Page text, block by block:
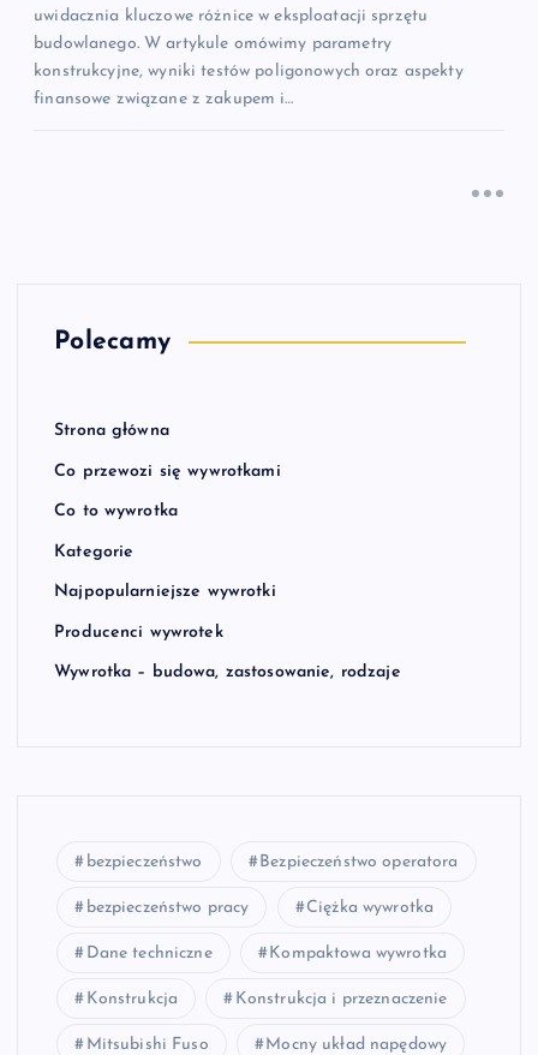
uwidacznia kluczowe różnice w eksploatacji sprzętu
budowlanego. W artykule omówimy parametry
konstrukcyjne, wyniki testów poligonowych oraz aspekty
finansowe związane z zakupem i…
Polecamy
Strona główna
Co przewozi się wywrotkami
Co to wywrotka
Kategorie
Najpopularniejsze wywrotki
Producenci wywrotek
Wywrotka – budowa, zastosowanie, rodzaje
bezpieczeństwo Bezpieczeństwo operatora
bezpieczeństwo pracy Ciężka wywrotka
Dane techniczne Kompaktowa wywrotka
Konstrukcja Konstrukcja i przeznaczenie
Mitsubishi Fuso Mocny układ napędowy